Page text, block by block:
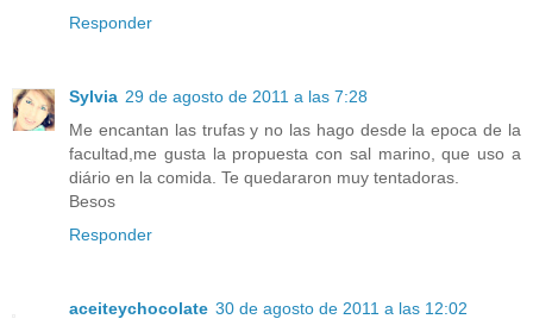
Responder
Sylvia 29 de agosto de 2011 a las 7:28
Me encantan las trufas y no las hago desde la epoca de la
facultad,me gusta la propuesta con sal marino, que uso a
diário en la comida. Te quedararon muy tentadoras.
Besos
Responder
aceiteychocolate 30 de agosto de 2011 a las 12:02